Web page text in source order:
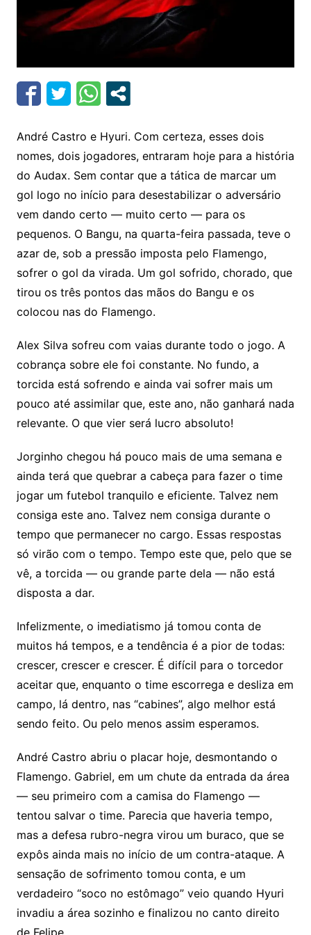
André Castro e Hyuri. Com certeza, esses dois
nomes, dois jogadores, entraram hoje para a história
do Audax. Sem contar que a tática de marcar um
gol logo no início para desestabilizar o adversário
vem dando certo — muito certo — para os
pequenos. O Bangu, na quarta-feira passada, teve o
azar de, sob a pressão imposta pelo Flamengo,
sofrer o gol da virada. Um gol sofrido, chorado, que
tirou os três pontos das mãos do Bangu e os
colocou nas do Flamengo.
Alex Silva sofreu com vaias durante todo o jogo. A
cobrança sobre ele foi constante. No fundo, a
torcida está sofrendo e ainda vai sofrer mais um
pouco até assimilar que, este ano, não ganhará nada
relevante. O que vier será lucro absoluto!
Jorginho chegou há pouco mais de uma semana e
ainda terá que quebrar a cabeça para fazer o time
jogar um futebol tranquilo e eficiente. Talvez nem
consiga este ano. Talvez nem consiga durante o
tempo que permanecer no cargo. Essas respostas
só virão com o tempo. Tempo este que, pelo que se
vê, a torcida — ou grande parte dela — não está
disposta a dar.
Infelizmente, o imediatismo já tomou conta de
muitos há tempos, e a tendência é a pior de todas:
crescer, crescer e crescer. É difícil para o torcedor
aceitar que, enquanto o time escorrega e desliza em
campo, lá dentro, nas “cabines”, algo melhor está
sendo feito. Ou pelo menos assim esperamos.
André Castro abriu o placar hoje, desmontando o
Flamengo. Gabriel, em um chute da entrada da área
— seu primeiro com a camisa do Flamengo —
tentou salvar o time. Parecia que haveria tempo,
mas a defesa rubro-negra virou um buraco, que se
expôs ainda mais no início de um contra-ataque. A
sensação de sofrimento tomou conta, e um
verdadeiro “soco no estômago” veio quando Hyuri
invadiu a área sozinho e finalizou no canto direito
de Felipe.